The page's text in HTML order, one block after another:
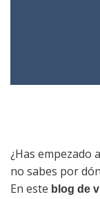
¿Has empezado
no sabes por
En este blog de